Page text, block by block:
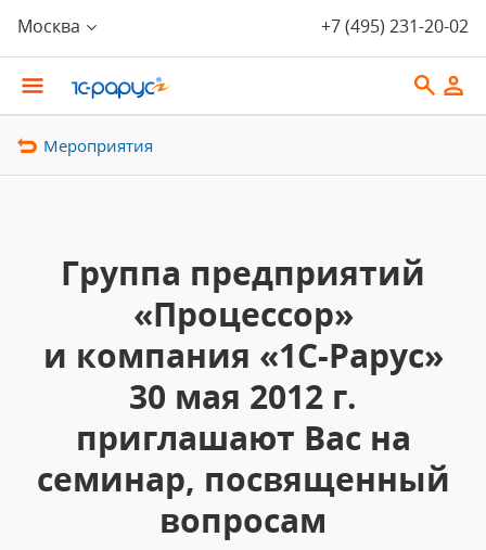
Москва +7 (495) 231-20-02
Мероприятия
Группа предприятий
«Процессор»
и компания «1С-Рарус»
30 мая 2012 г.
приглашают Вас на
семинар, посвященный
вопросам